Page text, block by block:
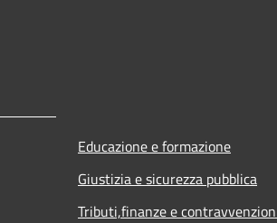
Educazione e formazione
Giustizia e sicurezza pubblica
Tributi,finanze e